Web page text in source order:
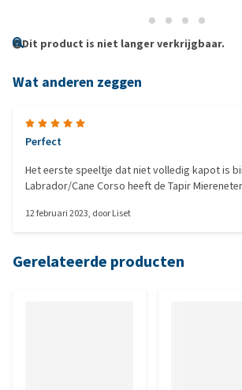
Dit product is niet langer verkrijgbaar.
Wat anderen zeggen
Perfect
Het eerste speeltje dat niet volledig kapot is binnen
Labrador/Cane Corso heeft de Tapir Miereneter.
12 februari 2023, doorLiset
Gerelateerde producten